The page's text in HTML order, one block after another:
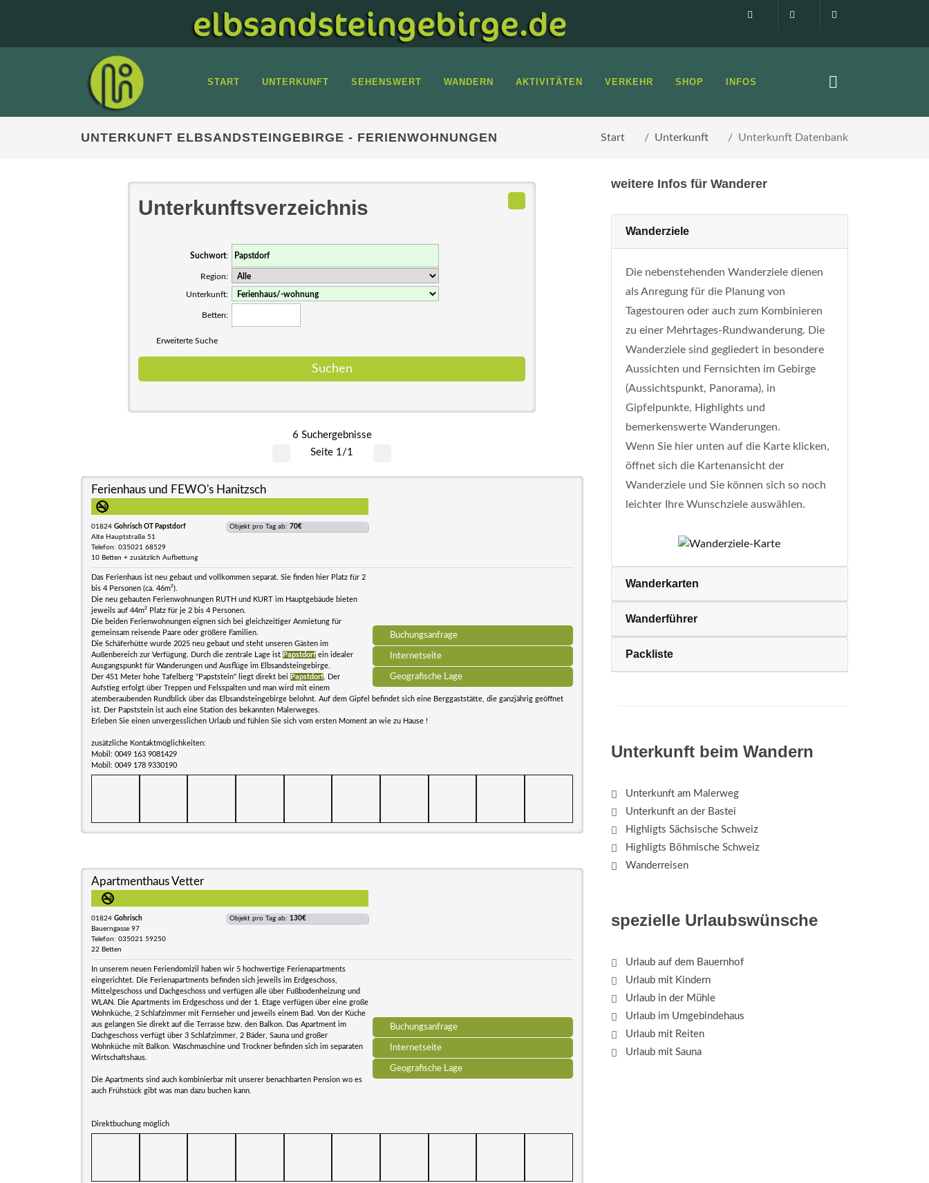
Impressum0160 99873408
START UNTERKUNFT SEHENSWERT WANDERN AKTIVITÄTEN VERKEHR SHOP INFOS
UNTERKUNFT ELBSANDSTEINGEBIRGE - FERIENWOHNUNGEN Start Unterkunft Unterkunft Datenbank
Unterkunftsverzeichnis
Suchwort:
Region:
Unterkunft:
Betten:
Erweiterte Suche
6 Suchergebnisse
Seite 1/1
Buchungsanfrage
Internetseite
Geografische Lage
Ferienhaus und FEWO's Hanitzsch
01824 Gohrisch OT Papstdorf
Alte Hauptstraße 51
Telefon: 035021 68529
10 Betten + zusätzlich Aufbettung
Objekt pro Tag ab: 70€
Das Ferienhaus ist neu gebaut und vollkommen separat. Sie finden hier Platz für 2
bis 4 Personen (ca. 46m²).
Die neu gebauten Ferienwohnungen RUTH und KURT im Hauptgebäude bieten
jeweils auf 44m² Platz für je 2 bis 4 Personen.
Die beiden Ferienwohnungen eignen sich bei gleichzeitiger Anmietung für
gemeinsam reisende Paare oder größere Familien.
Die Schäferhütte wurde 2025 neu gebaut und steht unseren Gästen im
Außenbereich zur Verfügung. Durch die zentrale Lage ist Papstdorf ein idealer
Ausgangspunkt für Wanderungen und Ausflüge im Elbsandsteingebirge.
Der 451 Meter hohe Tafelberg "Papststein" liegt direkt bei Papstdorf . Der
Aufstieg erfolgt über Treppen und Felsspalten und man wird mit einem
atemberaubenden Rundblick über das Elbsandsteingebirge belohnt. Auf dem Gipfel befindet sich eine Berggaststätte, die ganzjährig geöffnet
ist. Der Papststein ist auch eine Station des bekannten Malerweges.
Erleben Sie einen unvergesslichen Urlaub und fühlen Sie sich vom ersten Moment an wie zu Hause !
zusätzliche Kontaktmöglichkeiten:
Mobil: 0049 163 9081429
Mobil: 0049 178 9330190
Buchungsanfrage
Internetseite
Geografische Lage
Apartmenthaus Vetter
01824 Gohrisch
Bauerngasse 97
Telefon: 035021 59250
22 Betten
Objekt pro Tag ab: 130€
In unserem neuen Feriendomizil haben wir 5 hochwertige Ferienapartments
eingerichtet. Die Ferienapartments befinden sich jeweils im Erdgeschoss,
Mittelgeschoss und Dachgeschoss und verfügen alle über Fußbodenheizung und
WLAN. Die Apartments im Erdgeschoss und der 1. Etage verfügen über eine große
Wohnküche, 2 Schlafzimmer mit Fernseher und jeweils einem Bad. Von der Küche
aus gelangen Sie direkt auf die Terrasse bzw. den Balkon. Das Apartment im
Dachgeschoss verfügt über 3 Schlafzimmer, 2 Bäder, Sauna und großer
Wohnküche mit Balkon. Waschmaschine und Trockner befinden sich im separaten
Wirtschaftshaus.
Die Apartments sind auch kombinierbar mit unserer benachbarten Pension wo es
auch Frühstück gibt was man dazu buchen kann.
Direktbuchung möglich
weitere Infos für Wanderer
Wanderziele
Die nebenstehenden Wanderziele dienen
als Anregung für die Planung von
Tagestouren oder auch zum Kombinieren
zu einer Mehrtages-Rundwanderung. Die
Wanderziele sind gegliedert in besondere
Aussichten und Fernsichten im Gebirge
(Aussichtspunkt, Panorama), in
Gipfelpunkte, Highlights und
bemerkenswerte Wanderungen.
Wenn Sie hier unten auf die Karte klicken,
öffnet sich die Kartenansicht der
Wanderziele und Sie können sich so noch
leichter Ihre Wunschziele auswählen.
Wanderkarten
Wanderführer
Packliste
Unterkunft beim Wandern
Unterkunft am Malerweg
Unterkunft an der Bastei
Highligts Sächsische Schweiz
Highligts Böhmische Schweiz
Wanderreisen
spezielle Urlaubswünsche
Urlaub auf dem Bauernhof
Urlaub mit Kindern
Urlaub in der Mühle
Urlaub im Umgebindehaus
Urlaub mit Reiten
Urlaub mit Sauna